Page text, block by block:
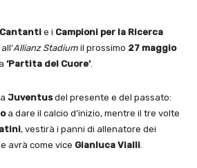
e i Campioni per la Ricerca
Allianz Stadium il prossimo 27 maggio
‘Partita del Cuore’.
Juventusdel presente e del passato:
a dare il calcio d’inizio, mentre il tre volte
, vestirà i panni di allenatore dei
avrà come vice Gianluca Vialli.